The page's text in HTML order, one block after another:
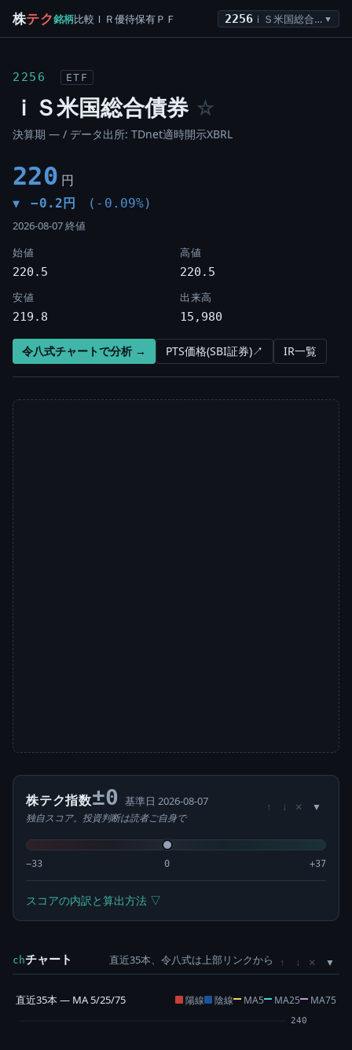
株テク銘柄比較 ＩＲ優待保有ＰＦ 2256 ｉＳ米国総合債券 ▼
2256 ETF
ｉＳ米国総合債券 ☆
決算期 — / データ出所: TDnet適時開示XBRL
220 円
▼ −0.2円 (-0.09%)
2026-08-07 終値
始値
220.5
高値
220.5
安値
219.8
出来高
15,980
令八式チャートで分析 → PTS価格(SBI証券)↗ IR一覧
株テク指数±0 基準日 2026-08-07
独自スコア。投資判断は読者ご自身で
↑ ↓ ×
−33 0 +37
スコアの内訳と算出方法 ▽
chチャート 直近35本、令八式は上部リンクから ↑ ↓ ×
直近35本 — MA 5/25/75 陽線 陰線 MA5 MA25 MA75
240